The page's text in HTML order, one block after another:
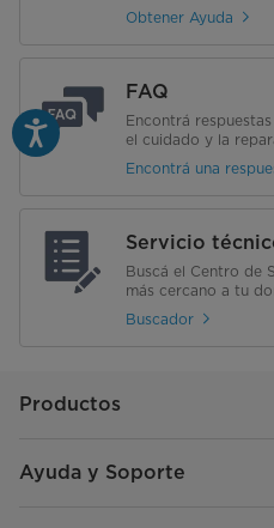
Obtener Ayuda
FAQ
Encontrá
el cuidado y la
Encontrá una
Servicio
Buscá el Centro de
más cercano a tu
Buscador
Productos
Ayuda y Soporte